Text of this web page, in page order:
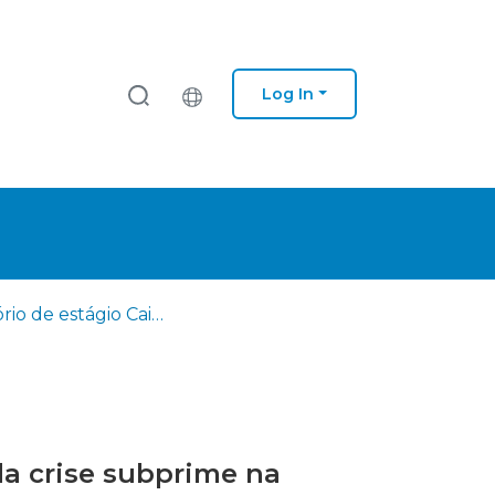
Log In
Relatório de estágio Caixa de Crédito Agricola CRL: impacto da crise subprime na provisão de risco de crédito da CCAM do Nordeste
crise subprime na